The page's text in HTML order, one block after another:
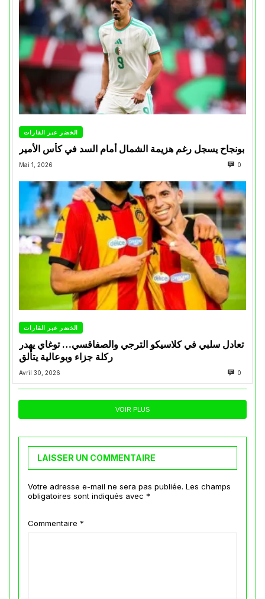
الخضر عبر القارات
بونجاح يسجل رغم هزيمة الشمال أمام السد في كأس الأمير
Mai 1, 2026 0
الخضر عبر القارات
تعادل سلبي في كلاسيكو الترجي والصفاقسي… توغاي يهدر
ركلة جزاء وبوعالية يتألق
Avril 30, 2026 0
VOIR PLUS
LAISSER UN COMMENTAIRE
Votre adresse e-mail ne sera pas publiée. Les champs
obligatoires sont indiqués avec *
Commentaire *